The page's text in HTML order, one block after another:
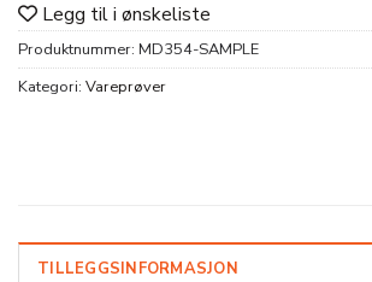
Legg til i ønskeliste
Produktnummer: MD354-SAMPLE
Kategori: Vareprøver
TILLEGGSINFORMASJON